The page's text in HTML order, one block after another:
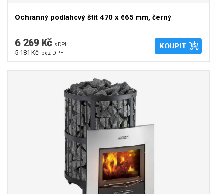
Ochranný podlahový štít 470 x 665 mm, černý
6 269 Kč s DPH
5 181 Kč bez DPH
KOUPIT